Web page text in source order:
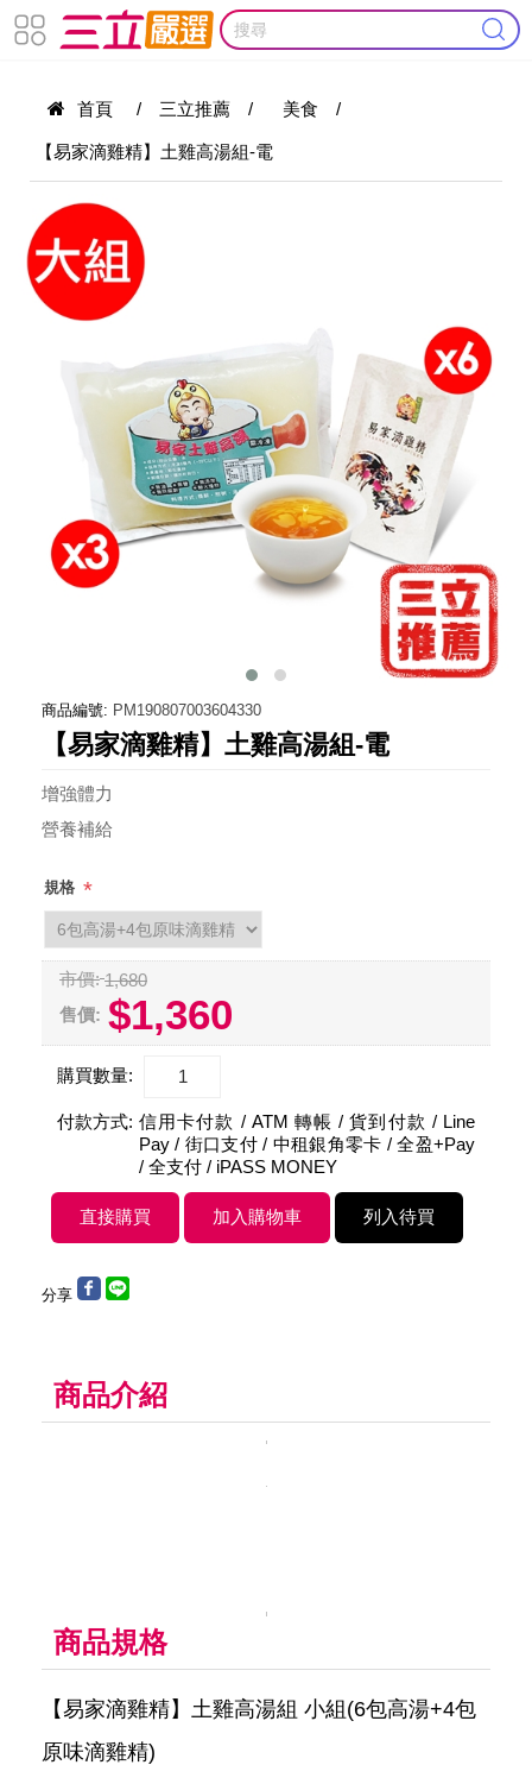
首頁 / 三立推薦 / 美食 /
【易家滴雞精】土雞高湯組-電
商品編號: PM190807003604330
【易家滴雞精】土雞高湯組-電
增強體力
營養補給
規格 *
市價: 1,680
售價: $1,360
購買數量:
付款方式: 信用卡付款 / ATM 轉帳 / 貨到付款 / Line
Pay / 街口支付 / 中租銀角零卡 / 全盈+Pay
/ 全支付 / iPASS MONEY
分享
商品介紹
商品規格
【易家滴雞精】土雞高湯組 小組(6包高湯+4包
原味滴雞精)